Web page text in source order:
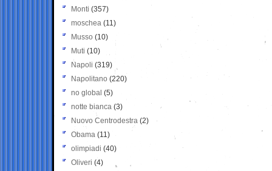
Monti (357)
moschea (11)
Musso (10)
Muti (10)
Napoli (319)
Napolitano (220)
no global (5)
notte bianca (3)
Nuovo Centrodestra (2)
Obama (11)
olimpiadi (40)
Oliveri (4)